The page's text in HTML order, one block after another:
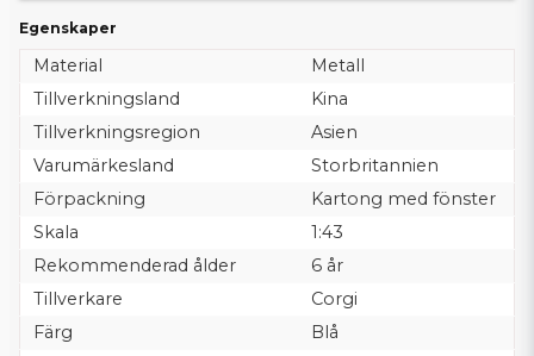
Egenskaper
Material
Metall
Tillverkningsland
Kina
Tillverkningsregion
Asien
Varumärkesland
Storbritannien
Förpackning
Kartong med fönster
Skala
1:43
Rekommenderad ålder
6 år
Tillverkare
Corgi
Färg
Blå